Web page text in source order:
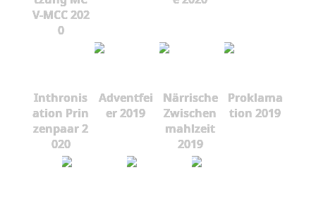
V-MCC 202
0
Inthronis
ation Prin
zenpaar 2
020
Adventfei
er 2019
Närrische
Zwischen
mahlzeit
2019
Proklama
tion 2019